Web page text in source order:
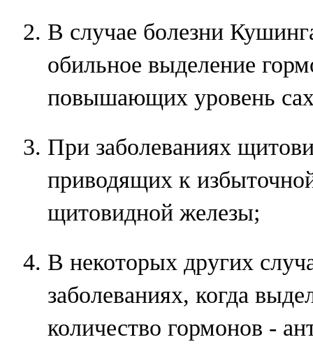
В случае болезни
обильное выделение
повышающих уровень
При заболеваниях
приводящих к
щитовидной железы;
В некоторых других
заболеваниях, когда
количество гормонов -